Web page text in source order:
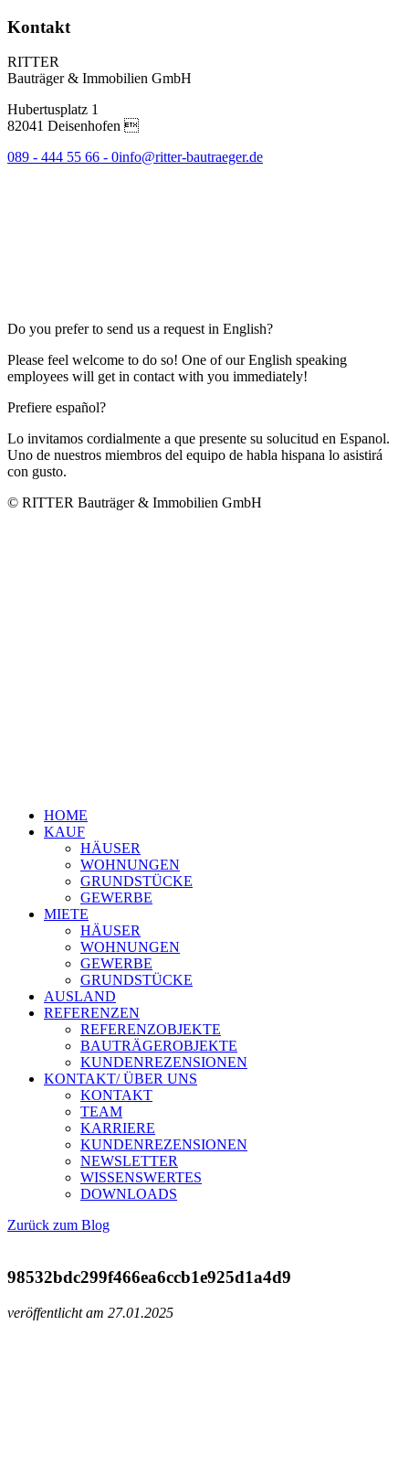
Kontakt
RITTER
Bauträger & Immobilien GmbH
Hubertusplatz 1
82041 Deisenhofen 
089 - 444 55 66 - 0info@ritter-bautraeger.de
Do you prefer to send us a request in English?
Please feel welcome to do so! One of our English speaking
employees will get in contact with you immediately!
Prefiere español?
Lo invitamos cordialmente a que presente su solucitud en Espanol.
Uno de nuestros miembros del equipo de habla hispana lo asistirá
con gusto.
© RITTER Bauträger & Immobilien GmbH
HOME
KAUF
HÄUSER
WOHNUNGEN
GRUNDSTÜCKE
GEWERBE
MIETE
HÄUSER
WOHNUNGEN
GEWERBE
GRUNDSTÜCKE
AUSLAND
REFERENZEN
REFERENZOBJEKTE
BAUTRÄGEROBJEKTE
KUNDENREZENSIONEN
KONTAKT/ ÜBER UNS
KONTAKT
TEAM
KARRIERE
KUNDENREZENSIONEN
NEWSLETTER
WISSENSWERTES
DOWNLOADS
Zurück zum Blog
98532bdc299f466ea6ccb1e925d1a4d9
veröffentlicht am 27.01.2025